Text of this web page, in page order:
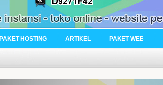
PAKET HOSTING ARTIKEL PAKET WEB